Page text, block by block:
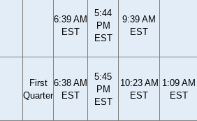
6:39 AM
EST
5:44
PM
EST
9:39 AM
EST
First
Quarter
6:38 AM
EST
5:45
PM
EST
10:23 AM
EST
1:09 AM
EST